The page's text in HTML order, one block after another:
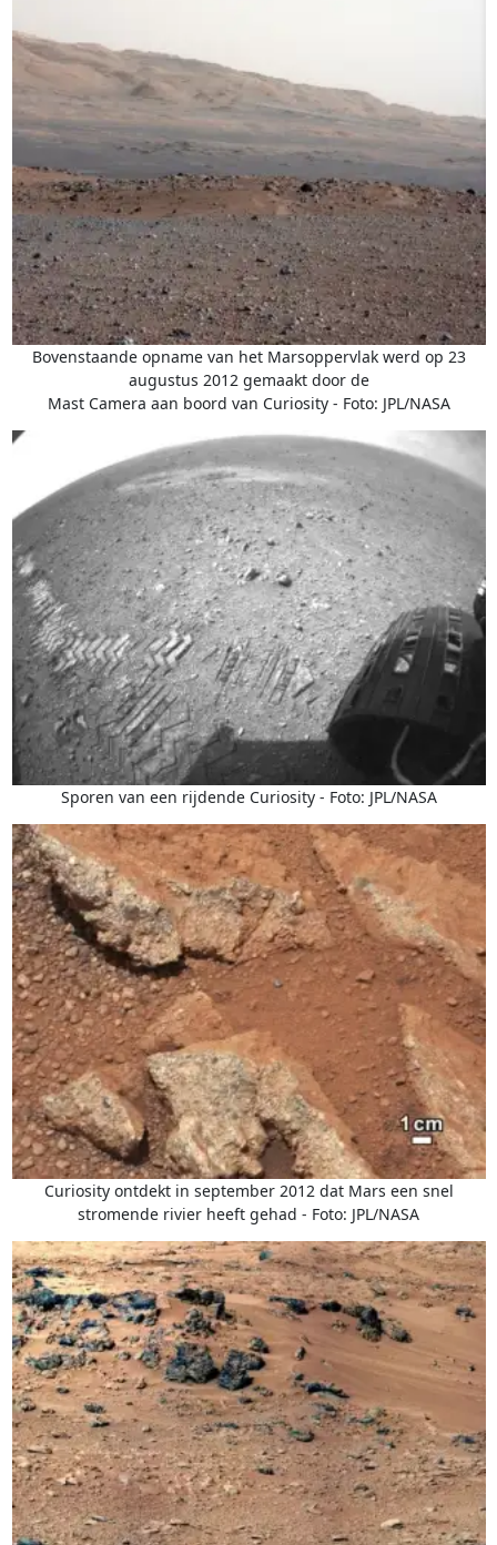
Bovenstaande opname van het Marsoppervlak werd op 23
augustus 2012 gemaakt door de
Mast Camera aan boord van Curiosity - Foto: JPL/NASA
Sporen van een rijdende Curiosity - Foto: JPL/NASA
Curiosity ontdekt in september 2012 dat Mars een snel
stromende rivier heeft gehad - Foto: JPL/NASA